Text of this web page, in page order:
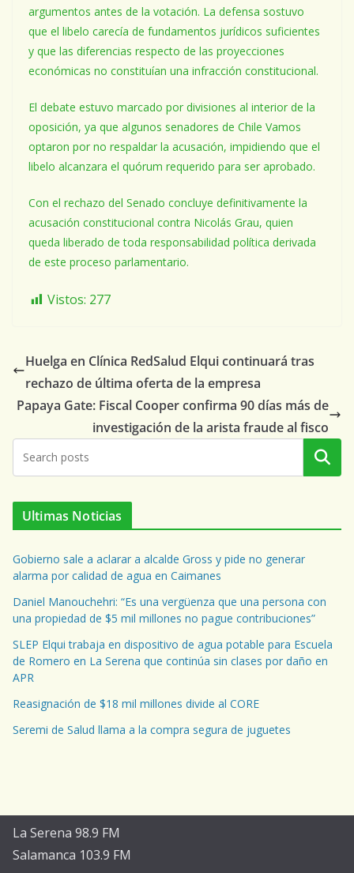
argumentos antes de la votación. La defensa sostuvo
que el libelo carecía de fundamentos jurídicos suficientes
y que las diferencias respecto de las proyecciones
económicas no constituían una infracción constitucional.
El debate estuvo marcado por divisiones al interior de la
oposición, ya que algunos senadores de Chile Vamos
optaron por no respaldar la acusación, impidiendo que el
libelo alcanzara el quórum requerido para ser aprobado.
Con el rechazo del Senado concluye definitivamente la
acusación constitucional contra Nicolás Grau, quien
queda liberado de toda responsabilidad política derivada
de este proceso parlamentario.
Vistos: 277
Huelga en Clínica RedSalud Elqui continuará tras
rechazo de última oferta de la empresa
Papaya Gate: Fiscal Cooper confirma 90 días más de
investigación de la arista fraude al fisco
Buscar
Ultimas Noticias
Gobierno sale a aclarar a alcalde Gross y pide no generar
alarma por calidad de agua en Caimanes
Daniel Manouchehri: “Es una vergüenza que una persona con
una propiedad de $5 mil millones no pague contribuciones”
SLEP Elqui trabaja en dispositivo de agua potable para Escuela
de Romero en La Serena que continúa sin clases por daño en
APR
Reasignación de $18 mil millones divide al CORE
Seremi de Salud llama a la compra segura de juguetes
La Serena 98.9 FM
Salamanca 103.9 FM